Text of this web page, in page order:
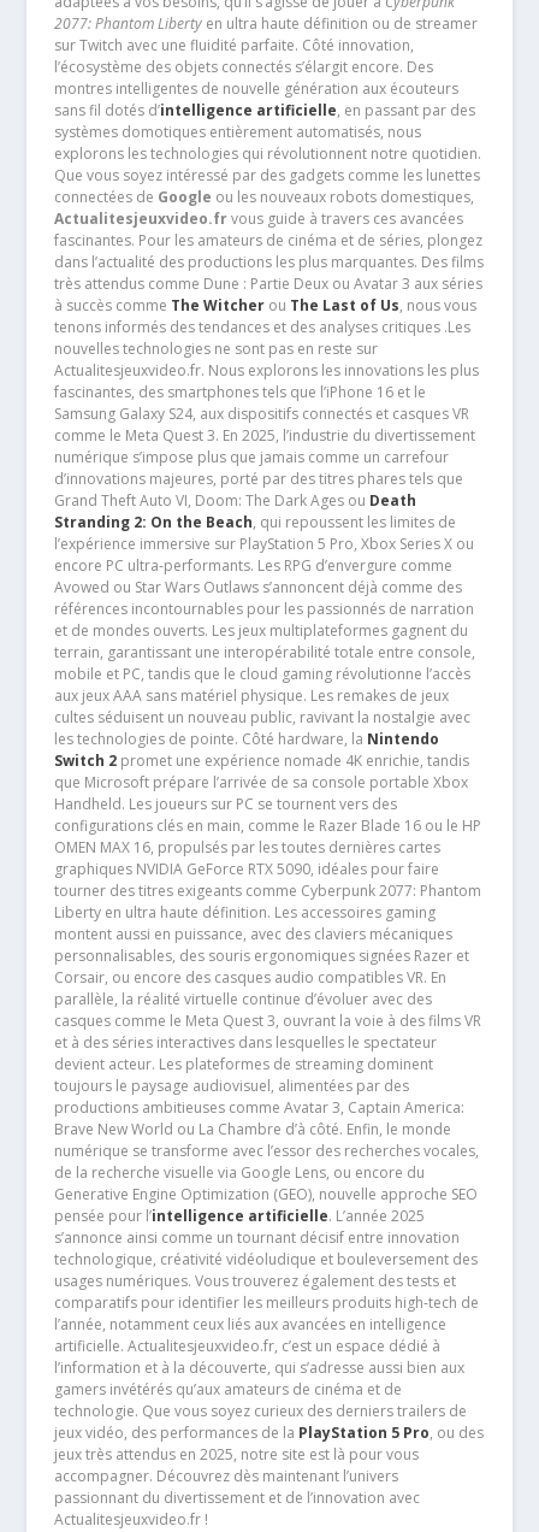
2077: Phantom Libertyen ultra haute définition ou de streamer
sur Twitch avec une fluidité parfaite. Côté innovation,
l’écosystème des objets connectés s’élargit encore. Des
montres intelligentes de nouvelle génération aux écouteurs
sans fil dotés d’intelligence artificielle, en passant par des
systèmes domotiques entièrement automatisés, nous
explorons les technologies qui révolutionnent notre quotidien.
Que vous soyez intéressé par des gadgets comme les lunettes
connectées de Google ou les nouveaux robots domestiques,
Actualitesjeuxvideo.frvous guide à travers ces avancées
fascinantes. Pour les amateurs de cinéma et de séries, plongez
dans l’actualité des productions les plus marquantes. Des films
très attendus comme Dune : Partie Deux ou Avatar 3 aux séries
à succès comme The Witcherou The Last of Us, nous vous
tenons informés des tendances et des analyses critiques .Les
nouvelles technologies ne sont pas en reste sur
Actualitesjeuxvideo.fr. Nous explorons les innovations les plus
fascinantes, des smartphones tels que l’iPhone 16 et le
Samsung Galaxy S24, aux dispositifs connectés et casques VR
comme le Meta Quest 3. En 2025, l’industrie du divertissement
numérique s’impose plus que jamais comme un carrefour
d’innovations majeures, porté par des titres phares tels que
Grand Theft Auto VI, Doom: The Dark Ages ou Death
Stranding 2: On the Beach, qui repoussent les limites de
l’expérience immersive sur PlayStation 5 Pro, Xbox Series X ou
encore PC ultra-performants. Les RPG d’envergure comme
Avowed ou Star Wars Outlaws s’annoncent déjà comme des
références incontournables pour les passionnés de narration
et de mondes ouverts. Les jeux multiplateformes gagnent du
terrain, garantissant une interopérabilité totale entre console,
mobile et PC, tandis que le cloud gaming révolutionne l’accès
aux jeux AAA sans matériel physique. Les remakes de jeux
cultes séduisent un nouveau public, ravivant la nostalgie avec
les technologies de pointe. Côté hardware, la Nintendo
Switch 2promet une expérience nomade 4K enrichie, tandis
que Microsoft prépare l’arrivée de sa console portable Xbox
Handheld. Les joueurs sur PC se tournent vers des
configurations clés en main, comme le Razer Blade 16 ou le HP
OMEN MAX 16, propulsés par les toutes dernières cartes
graphiques NVIDIA GeForce RTX 5090, idéales pour faire
tourner des titres exigeants comme Cyberpunk 2077: Phantom
Liberty en ultra haute définition. Les accessoires gaming
montent aussi en puissance, avec des claviers mécaniques
personnalisables, des souris ergonomiques signées Razer et
Corsair, ou encore des casques audio compatibles VR. En
parallèle, la réalité virtuelle continue d’évoluer avec des
casques comme le Meta Quest 3, ouvrant la voie à des films VR
et à des séries interactives dans lesquelles le spectateur
devient acteur. Les plateformes de streaming dominent
toujours le paysage audiovisuel, alimentées par des
productions ambitieuses comme Avatar 3, Captain America:
Brave New World ou La Chambre d’à côté. Enfin, le monde
numérique se transforme avec l’essor des recherches vocales,
de la recherche visuelle via Google Lens, ou encore du
Generative Engine Optimization (GEO), nouvelle approche SEO
pensée pour l’intelligence artificielle. L’année 2025
s’annonce ainsi comme un tournant décisif entre innovation
technologique, créativité vidéoludique et bouleversement des
usages numériques. Vous trouverez également des tests et
comparatifs pour identifier les meilleurs produits high-tech de
l’année, notamment ceux liés aux avancées en intelligence
artificielle. Actualitesjeuxvideo.fr, c’est un espace dédié à
l’information et à la découverte, qui s’adresse aussi bien aux
gamers invétérés qu’aux amateurs de cinéma et de
technologie. Que vous soyez curieux des derniers trailers de
jeux vidéo, des performances de la PlayStation 5 Pro, ou des
jeux très attendus en 2025, notre site est là pour vous
accompagner. Découvrez dès maintenant l’univers
passionnant du divertissement et de l’innovation avec
Actualitesjeuxvideo.fr !